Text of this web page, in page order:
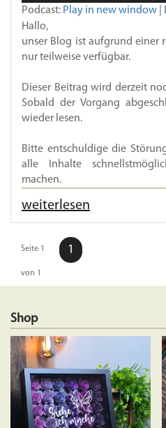
Podcast: Play in new window
Hallo,
unser Blog ist aufgrund einer
nur teilweise verfügbar.
Dieser Beitrag wird derzeit
Sobald der Vorgang
wieder lesen.
Bitte entschuldige die
alle Inhalte
machen.
weiterlesen
Seite 1
von 1
1
Shop